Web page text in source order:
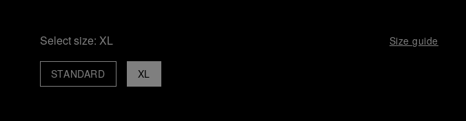
Select size: XL Size guide
XL
STANDARD